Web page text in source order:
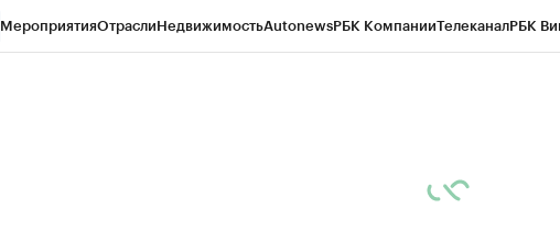
МероприятияОтраслиНедвижимостьAutonewsРБК КомпанииТелеканалРБК